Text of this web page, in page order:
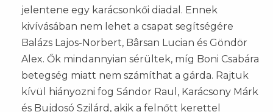
jelentene egy karácsonkői diadal. Ennek
kivívásában nem lehet a csapat segítségére
Balázs Lajos-Norbert, Bârsan Lucian és Göndör
Alex. Ők mindannyian sérültek, míg Boni Csabára
betegség miatt nem számíthat a gárda. Rajtuk
kívül hiányozni fog Sándor Raul, Karácsony Márk
és Bujdosó Szilárd, akik a felnőtt kerettel